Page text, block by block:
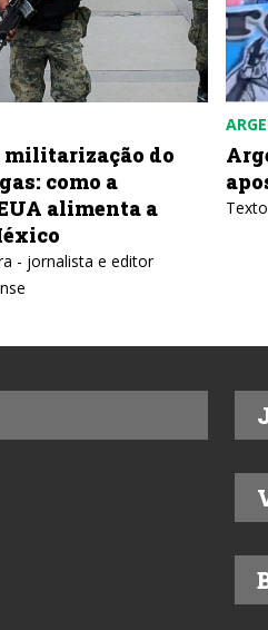
Argentina: o drama
aposentados e
Texto: Leonardo Wexell